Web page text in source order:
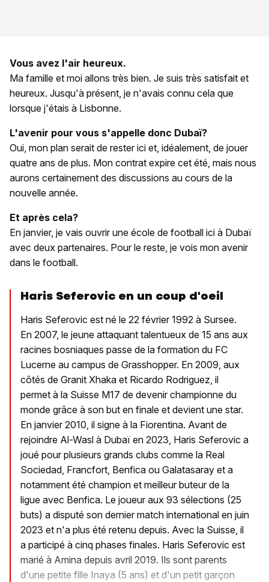
Vous avez l'air heureux.
Ma famille et moi allons très bien. Je suis très satisfait et
heureux. Jusqu'à présent, je n'avais connu cela que
lorsque j'étais à Lisbonne.
L'avenir pour vous s'appelle donc Dubaï?
Oui, mon plan serait de rester ici et, idéalement, de jouer
quatre ans de plus. Mon contrat expire cet été, mais nous
aurons certainement des discussions au cours de la
nouvelle année.
Et après cela?
En janvier, je vais ouvrir une école de football ici à Dubaï
avec deux partenaires. Pour le reste, je vois mon avenir
dans le football.
Haris Seferovic en un coup d'oeil
Haris Seferovic est né le 22 février 1992 à Sursee.
En 2007, le jeune attaquant talentueux de 15 ans aux
racines bosniaques passe de la formation du FC
Lucerne au campus de Grasshopper. En 2009, aux
côtés de Granit Xhaka et Ricardo Rodriguez, il
permet à la Suisse M17 de devenir championne du
monde grâce à son but en finale et devient une star.
En janvier 2010, il signe à la Fiorentina. Avant de
rejoindre Al-Wasl à Dubaï en 2023, Haris Seferovic a
joué pour plusieurs grands clubs comme la Real
Sociedad, Francfort, Benfica ou Galatasaray et a
notamment été champion et meilleur buteur de la
ligue avec Benfica. Le joueur aux 93 sélections (25
buts) a disputé son dernier match international en juin
2023 et n'a plus été retenu depuis. Avec la Suisse, il
a participé à cinq phases finales. Haris Seferovic est
marié à Amina depuis avril 2019. Ils sont parents
d'une petite fille Inaya (5 ans) et d'un petit garçon